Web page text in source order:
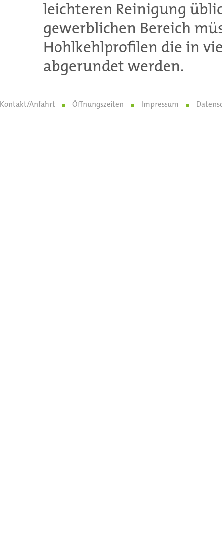
leichteren Reinigung
gewerblichen Bereich
Hohlkehlprofilen die in
abgerundet werden.
Kontakt/Anfahrt Öffnungszeiten Impressum